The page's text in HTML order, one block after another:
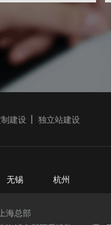
建设 独立站建设
无锡 杭州
海总部